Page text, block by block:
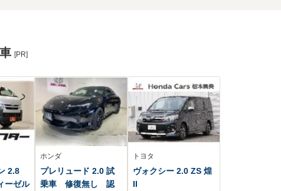
[PR]
2.8
ーゼル
ホンダ
プレリュード 2.0 試
乗車 修復無し 認
トヨタ
ヴォクシー 2.0 ZS 煌
II